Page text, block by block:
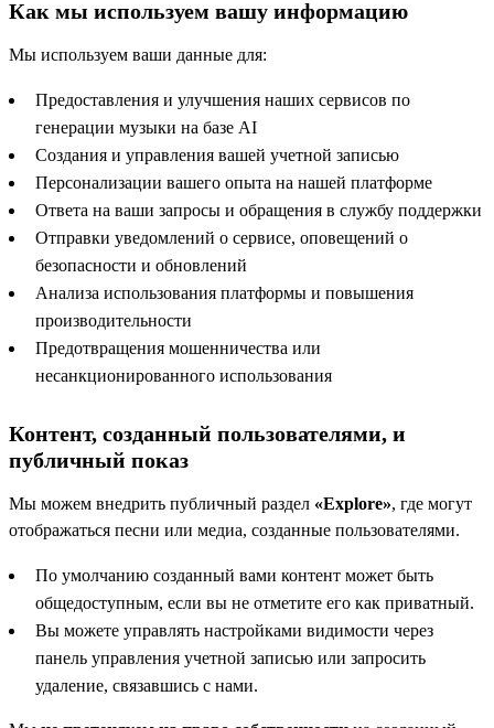
Как мы используем вашу информацию
Мы используем ваши данные для:
Предоставления и улучшения наших сервисов по
генерации музыки на базе AI
Создания и управления вашей учетной записью
Персонализации вашего опыта на нашей платформе
Ответа на ваши запросы и обращения в службу поддержки
Отправки уведомлений о сервисе, оповещений о
безопасности и обновлений
Анализа использования платформы и повышения
производительности
Предотвращения мошенничества или
несанкционированного использования
Контент, созданный пользователями, и
публичный показ
Мы можем внедрить публичный раздел «Explore», где могут
отображаться песни или медиа, созданные пользователями.
По умолчанию созданный вами контент может быть
общедоступным, если вы не отметите его как приватный.
Вы можете управлять настройками видимости через
панель управления учетной записью или запросить
удаление, связавшись с нами.